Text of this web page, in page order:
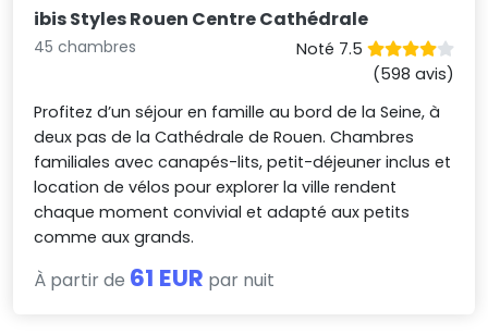
ibis Styles Rouen Centre Cathédrale
45 chambres
Noté 7.5
(598 avis)
Profitez d’un séjour en famille au bord de la Seine, à
deux pas de la Cathédrale de Rouen. Chambres
familiales avec canapés-lits, petit-déjeuner inclus et
location de vélos pour explorer la ville rendent
chaque moment convivial et adapté aux petits
comme aux grands.
À partir de 61 EUR par nuit